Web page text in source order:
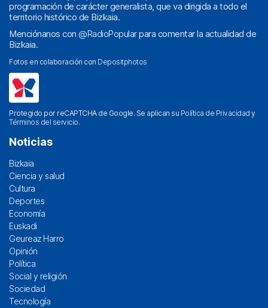
programación de carácter generalista, que va dirigida a todo el
territorio histórico de Bizkaia.
Menciónanos con @RadioPopularpara comentar la actualidad de
Bizkaia.
Fotos en colaboración con Depositphotos
Protegido por reCAPTCHA de Google. Se aplican su Política de Privacidad y
Términos del servicio.
Noticias
Bizkaia
Ciencia y salud
Cultura
Deportes
Economía
Euskadi
Geureaz Harro
Opinión
Política
Social y religión
Sociedad
Tecnología